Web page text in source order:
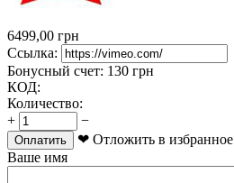
6499,00 грн
Ссылка:
Бонусный счет: 130 грн
КОД:
Количество:
+
−
Оплатить
❤ Отложить в избранное
Ваше имя